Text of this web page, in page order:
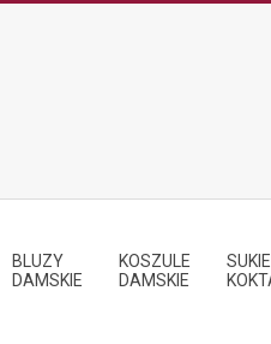
BLUZY
DAMSKIE
KOSZULE
DAMSKIE